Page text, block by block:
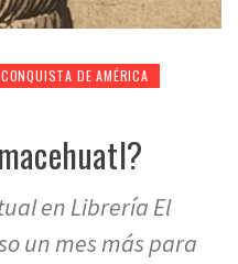
DE AMÉRICA
en Librería El
un mes más para